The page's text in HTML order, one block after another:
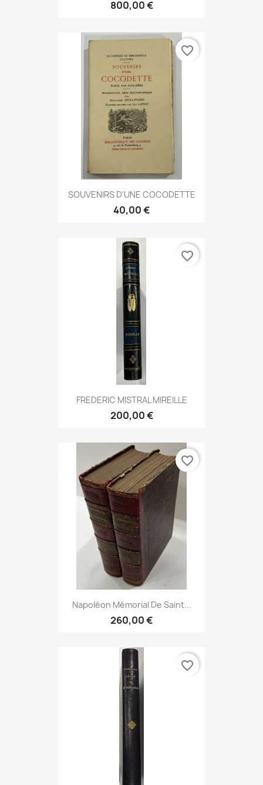
800,00 €
SOUVENIRS D'UNE COCODETTE
40,00 €
favorite_border
FREDERIC MISTRAL MIREILLE
200,00 €
favorite_border
Napoléon Mémorial De Saint...
260,00 €
favorite_border
favorite_border